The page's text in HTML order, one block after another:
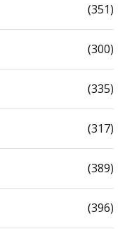
(351)
(300)
(335)
(317)
(389)
(396)